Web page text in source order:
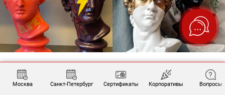
Москва Санкт-Петербург Сертификаты Корпоративы Вопросы